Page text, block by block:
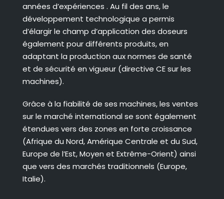
années d’expériences . Au fil des ans, le
développement technologique a permis
d’élargir le champ d’application des doseurs
également pour différents produits, en
adaptant la production aux normes de santé
et de sécurité en vigueur (directive CE sur les
machines).
Grâce à la fiabilité de ses machines, les ventes
sur le marché international se sont également
étendues vers des zones en forte croissance
(Afrique du Nord, Amérique Centrale et du Sud,
Europe de l’Est, Moyen et Extrême-Orient) ainsi
que vers des marchés traditionnels (Europe,
Italie).